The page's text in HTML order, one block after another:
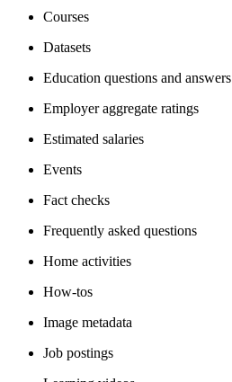
Courses
Datasets
Education questions and answers
Employer aggregate ratings
Estimated salaries
Events
Fact checks
Frequently asked questions
Home activities
How-tos
Image metadata
Job postings